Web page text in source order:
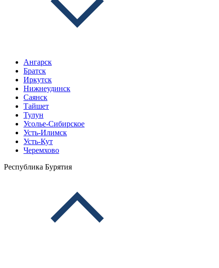
Ангарск
Братск
Иркутск
Нижнеудинск
Саянск
Тайшет
Тулун
Усолье-Сибирское
Усть-Илимск
Усть-Кут
Черемхово
Республика Бурятия